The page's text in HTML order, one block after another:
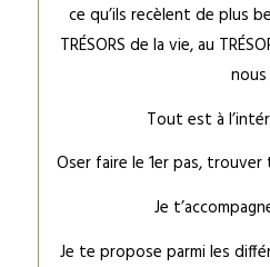
ce qu’ils recèlent de plus
TRÉSORS de la vie, au
nous
Tout est à
Oser faire le 1er pas, trouver
Je
Je te propose parmi les